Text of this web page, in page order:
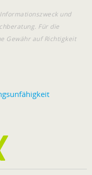
und
Für die
Gewähr auf Richtigkeit